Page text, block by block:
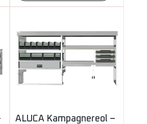
ALUCA Kampagnereol –